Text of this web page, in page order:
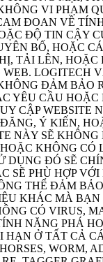
VI PHẠM
ĐOAN VỀ
ĐỘ TIN CẬY
BỐ, HOẶC
TẢI LÊN, HOẶC
LOGITECH
ĐẢM BẢO
YÊU CẦU
CẬP WEBSITE
Ý KIẾN,
NÀY SẼ
KHÔNG CÓ
DỤNG ĐÓ SẼ
SẼ PHÙ HỢP
THỂ ĐẢM
KHÁC MÀ
CÓ VIRUS,
NĂNG PHÁ
HẠN Ở TẤT CẢ
WORM,